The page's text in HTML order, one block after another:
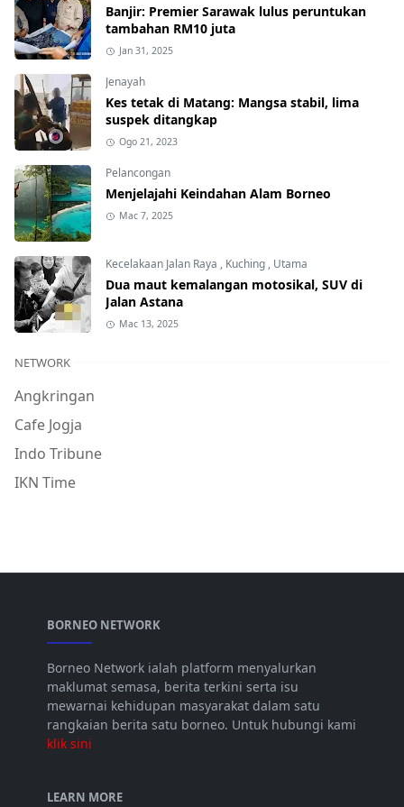
Banjir: Premier Sarawak lulus peruntukan
tambahan RM10 juta
Jan 31, 2025
Jenayah
Kes tetak di Matang: Mangsa stabil, lima
suspek ditangkap
Ogo 21, 2023
Pelancongan
Menjelajahi Keindahan Alam Borneo
Mac 7, 2025
Kecelakaan Jalan Raya , Kuching, Utama
Dua maut kemalangan motosikal, SUV di
Jalan Astana
Mac 13, 2025
NETWORK
Angkringan
Cafe Jogja
Indo Tribune
IKN Time
BORNEO NETWORK
Borneo Network ialah platform menyalurkan
maklumat semasa, berita terkini serta isu
mewarnai kehidupan masyarakat dalam satu
rangkaian berita satu borneo. Untuk hubungi kami
klik sini
LEARN MORE